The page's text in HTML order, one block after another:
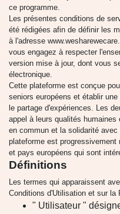
ce programme.
Les présentes conditions de
été rédigées afin de définir les
à l'adresse
vous engagez à respecter
version mise à jour, dont vous
électronique.
Cette plateforme est conçue
seniors européens et établir
le partage d'expériences. Les
appel à leurs qualités
en commun et la solidarité
plateforme est
et pays européens qui sont
Définitions
Les termes qui apparaissent
Conditions d'Utilisation et sur
" Utilisateur "